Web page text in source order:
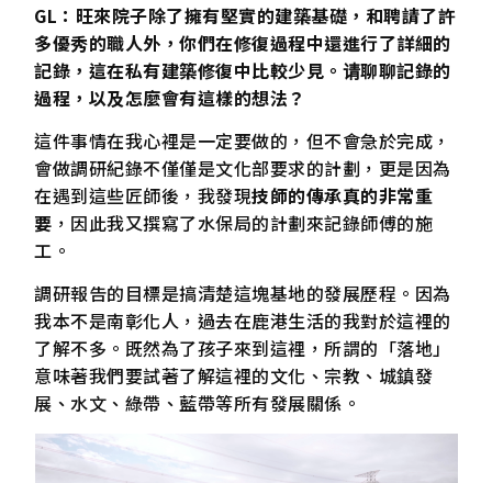
GL：旺來院子除了擁有堅實的建築基礎，和聘請了許
多優秀的職人外，你們在修復過程中還進行了詳細的
記錄，這在私有建築修復中比較少見。请聊聊記錄的
過程，以及怎麼會有這樣的想法？
這件事情在我心裡是一定要做的，但不會急於完成，
會做調研紀錄不僅僅是文化部要求的計劃，更是因為
在遇到這些匠師後，我發現技師的傳承真的非常重
要 ，因此我又撰寫了水保局的計劃來記錄師傅的施
工。
調研報告的目標是搞清楚這塊基地的發展歷程。因為
我本不是南彰化人，過去在鹿港生活的我對於這裡的
了解不多。既然為了孩子來到這裡，所謂的「落地」
意味著我們要試著了解這裡的文化、宗教、城鎮發
展、水文、綠帶、藍帶等所有發展關係。